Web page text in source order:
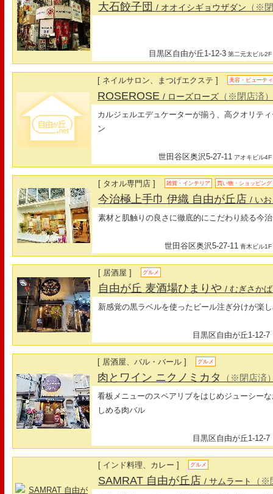
大石餃子団/ オオイシギョウザダン （※
目黒区自由が丘1-12-3 第二元太ビル2F
[ ネイルサロン、まつげエクステ ] 美容・ビューテ
ROSEROSE/ ローズローズ （※閉店済
カルジェルエデュケーターが揃う、高クオリテ
ン
世田谷区奥沢5-27-11 アオキビル4F
[ タオル専門店 ] 雑貨・インテリア 買い物・ショッピング
今治極上手巾 伊織 自由が丘店/ い
素材と肌触りの良さに徹底的にこだわり続る今
世田谷区奥沢5-27-11 青木ビル1F
[ 居酒屋 ] グルメ
自由が丘 麦酒場ひまりや/ むぎさか
新感覚の黒ラベルを使ったビール注ぎ分けが楽
目黒区自由が丘1-12-7
[ 居酒屋、バル・バール ] グルメ
肉とワイン ニクノミカタ （※閉店済
看板メニューのスペアリブをはじめジューシー
しめる肉バル
目黒区自由が丘1-12-7
[ インド料理、カレー ] グルメ
SAMRAT 自由が丘店/ サムラート （※